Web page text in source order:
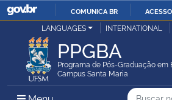
IR
O
COMUNICA BR
Ministério da Justiça e Segurança Pública
Ministério da Defesa
LANGUAGES INTERNATIONAL
PPGBA
Programa de Pós-Graduação
Campus Santa Maria
Menu Principal do Sítio
Busca: